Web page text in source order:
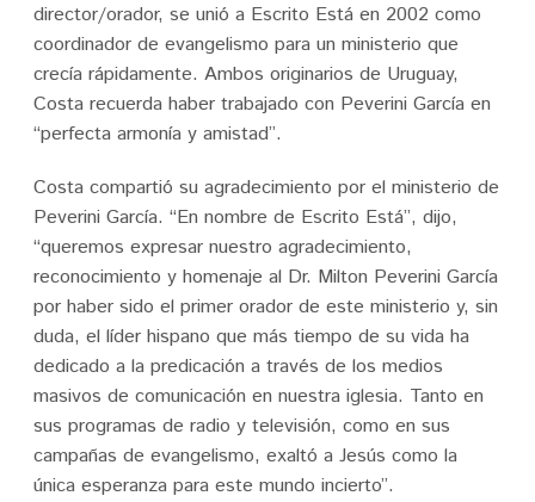
director/orador, se unió a Escrito Está en 2002 como
coordinador de evangelismo para un ministerio que
crecía rápidamente. Ambos originarios de Uruguay,
Costa recuerda haber trabajado con Peverini García en
“perfecta armonía y amistad”.
Costa compartió su agradecimiento por el ministerio de
Peverini García. “En nombre de Escrito Está”, dijo,
“queremos expresar nuestro agradecimiento,
reconocimiento y homenaje al Dr. Milton Peverini García
por haber sido el primer orador de este ministerio y, sin
duda, el líder hispano que más tiempo de su vida ha
dedicado a la predicación a través de los medios
masivos de comunicación en nuestra iglesia. Tanto en
sus programas de radio y televisión, como en sus
campañas de evangelismo, exaltó a Jesús como la
única esperanza para este mundo incierto”.